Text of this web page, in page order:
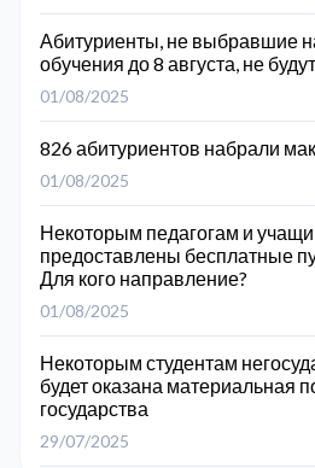
Абитуриенты, не выбравшие
обучения до 8 августа, не
01/08/2025
826 абитуриентов набрали
01/08/2025
Некоторым педагогам и
предоставлены бесплатные
Для кого направление?
01/08/2025
Некоторым студентам
будет оказана материальная
государства
29/07/2025